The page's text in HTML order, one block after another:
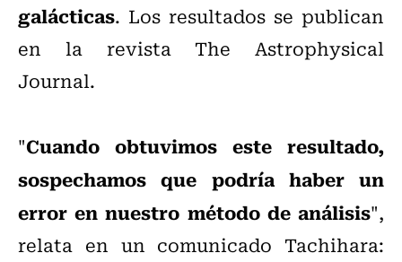
galácticas. Los resultados se publican
en la revista The Astrophysical
Journal.
"Cuando obtuvimos este resultado,
sospechamos que podría haber un
error en nuestro método de análisis",
relata en un comunicado Tachihara: